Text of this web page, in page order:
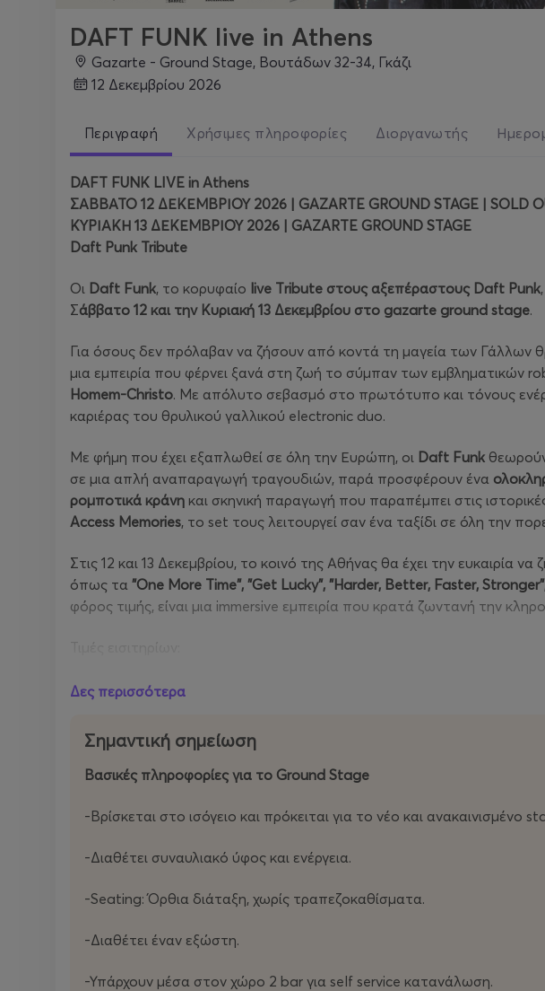
DAFT FUNK live in Athens
Gazarte - Ground Stage, Βουτάδων 32-34, Γκάζι
12 Δεκεμβρίου 2026
Περιγραφή Χρήσιμες πληροφορίες Διοργανωτής
DAFT FUNK LIVE in Athens
ΣΑΒΒΑΤΟ 12 ΔΕΚΕΜΒΡΙΟΥ 2026 | GAZARTE GROUND STAGE | SOLD
ΚΥΡΙΑΚΗ 13 ΔΕΚΕΜΒΡΙΟΥ 2026 | GAZARTE GROUND STAGE
Daft Punk Tribute
Οι Daft Funk, το κορυφαίο live Τribute στους αξεπέραστους Daft Punk
Σάββατο 12 και την Κυριακή 13 Δεκεμβρίου στο gazarte ground stage.
Για όσους δεν πρόλαβαν να ζήσουν από κοντά τη μαγεία των Γάλλων
μια εμπειρία που φέρνει ξανά στη ζωή το σύμπαν των εμβληματικών
Homem-Christo. Με απόλυτο σεβασμό στο πρωτότυπο και τόνους
καριέρας του θρυλικού γαλλικού electronic duo.
Με φήμη που έχει εξαπλωθεί σε όλη την Ευρώπη, οι Daft Funk
σε μια απλή αναπαραγωγή τραγουδιών, παρά προσφέρουν ένα
ρομποτικά κράνη και σκηνική παραγωγή που παραπέμπει στις
Access Memories, το set τους λειτουργεί σαν ένα ταξίδι σε όλη την
Στις 12 και 13 Δεκεμβρίου, το κοινό της Αθήνας θα έχει την ευκαιρία
όπως τα "One More Time", "Get Lucky", "Harder, Better, Faster,
φόρος τιμής, είναι μια immersive εμπειρία που κρατά ζωντανή την
Ταμείο: 35€
Ώρα προσέλευσης: 20:30
Ώρα έναρξης: 21:30
Δες περισσότερα
Σημαντική σημείωση
Βασικές πληροφορίες για το Ground Stage
-Bρίσκεται στο ισόγειο και πρόκειται για τo νέο και ανακαινισμένο
-Διαθέτει συναυλιακό ύφος και ενέργεια.
-Seating: Όρθια διάταξη, χωρίς τραπεζοκαθίσματα.
-Διαθέτει έναν εξώστη.
-Υπάρχουν μέσα στον χώρο 2 bar για self service κατανάλωση.